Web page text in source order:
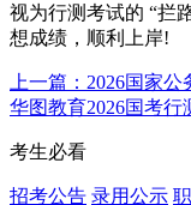
视为行测考试的 “拦
想成绩，顺利上岸!
上一篇：2026国家
华图教育2026国考行
考生必看
招考公告 录用公示